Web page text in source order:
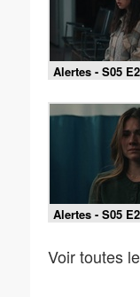
Alertes - S05
jour nouveau
Alertes - S05
Réunis avec
Voir toutes